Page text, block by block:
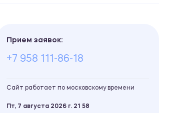
Прием заявок:
+7 958 111-86-18
Сайт работает по московскому времени
Пт, 7 августа 2026 г. 21 58